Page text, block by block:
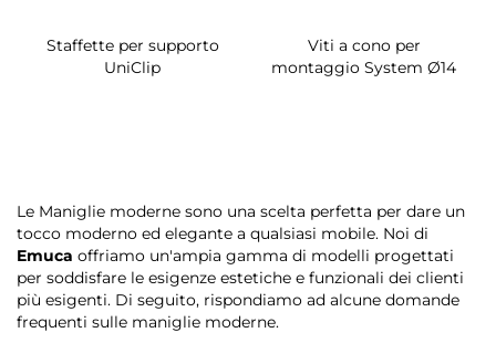
Staffette per supporto
UniClip
Viti a cono per
montaggio System Ø14
Le Maniglie moderne sono una scelta perfetta per dare un
tocco moderno ed elegante a qualsiasi mobile. Noi di
Emuca offriamo un'ampia gamma di modelli progettati
per soddisfare le esigenze estetiche e funzionali dei clienti
più esigenti. Di seguito, rispondiamo ad alcune domande
frequenti sulle maniglie moderne.